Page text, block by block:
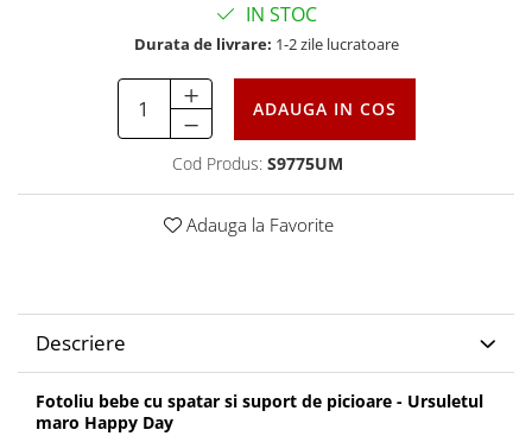
IN STOC
Durata de livrare: 1-2 zile lucratoare
ADAUGA IN COS
Cod Produs: S9775UM
Adauga la Favorite
Descriere
Fotoliu bebe cu spatar si suport de picioare - Ursuletul
maro Happy Day